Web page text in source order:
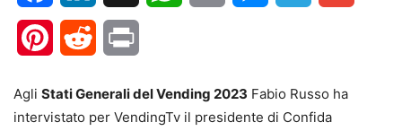
PinterestReddit
Agli Stati Generali del Vending 2023 Fabio Russo ha
intervistato per VendingTv il presidente di Confida